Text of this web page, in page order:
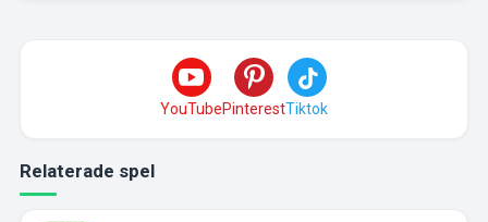
YouTubePinterestTiktok
Relaterade spel